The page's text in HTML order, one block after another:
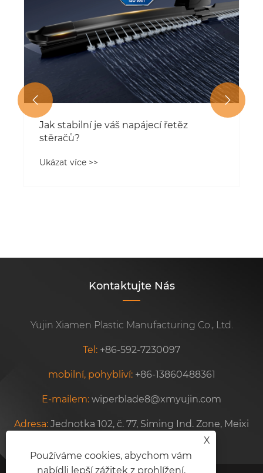
Jak stabilní je váš napájecí řetěz
stěračů?
Ukázat více >>
 
Kontaktujte Nás
Yujin Xiamen Plastic Manufacturing Co., Ltd.
Tel: +86-592-7230097
mobilní, pohybliví: +86-13860488361
E-mailem: wiperblade8@xmyujin.com
Adresa: Jednotka 102, č. 77, Siming Ind. Zone, Meixi
X
Používáme cookies, abychom vám
nabídli lepší zážitek z prohlížení,